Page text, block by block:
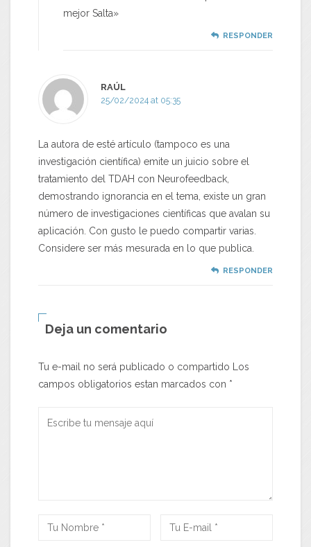
mejor Salta»
RESPONDER
RAÚL
25/02/2024 at 05:35
La autora de esté artículo (tampoco es una
investigación científica) emite un juicio sobre el
tratamiento del TDAH con Neurofeedback,
demostrando ignorancia en el tema, existe un gran
número de investigaciones científicas que avalan su
aplicación. Con gusto le puedo compartir varias.
Considere ser más mesurada en lo que publica.
RESPONDER
Deja un comentario
Tu e-mail no será publicado o compartido Los
campos obligatorios estan marcados con *